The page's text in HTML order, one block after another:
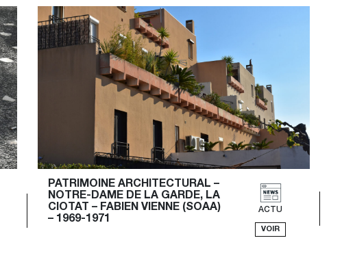
PATRIMOINE ARCHITECTURAL –
NOTRE-DAME DE LA GARDE, LA
CIOTAT – FABIEN VIENNE (SOAA)
– 1969-1971
ACTU
VOIR